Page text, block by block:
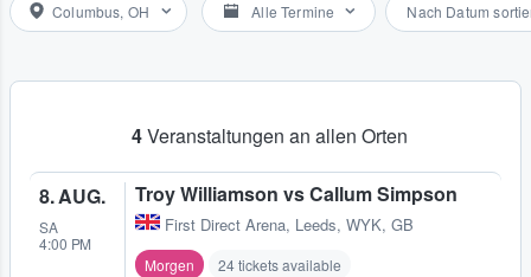
Columbus, OH Alle Termine Nach Datum
4Veranstaltungen an allen Orten
8. AUG.
SA
4:00 PM
Troy Williamson vs Callum Simpson
First Direct Arena, Leeds, WYK, GB
Morgen 24 tickets available